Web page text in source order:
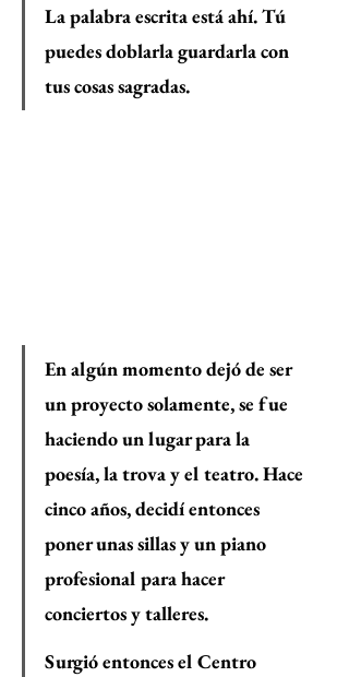
La palabra escrita está ahí. Tú
puedes doblarla guardarla con
tus cosas sagradas.
En algún momento dejó de ser
un proyecto solamente, se fue
haciendo un lugar para la
poesía, la trova y el teatro. Hace
cinco años, decidí entonces
poner unas sillas y un piano
profesional para hacer
conciertos y talleres.
Surgió entonces el Centro